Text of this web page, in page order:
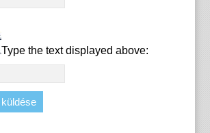
Type the text displayed above: